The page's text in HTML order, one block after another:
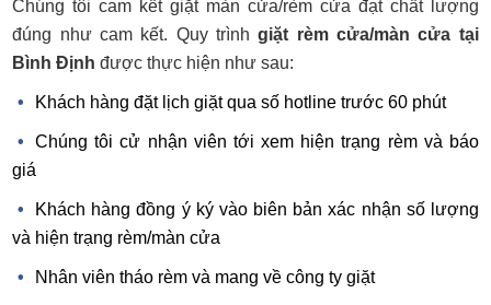
Chúng tôi cam kết giặt màn cửa/rèm cửa đạt chất lượng
đúng như cam kết. Quy trìnhgiặt rèm cửa/màn cửa tại
Bình Định được thực hiện như sau:
Khách hàng đặt lịch giặt qua số hotline trước 60 phút
Chúng tôi cử nhận viên tới xem hiện trạng rèm và báo
giá
Khách hàng đồng ý ký vào biên bản xác nhận số lượng
và hiện trạng rèm/màn cửa
Nhân viên tháo rèm và mang về công ty giặt